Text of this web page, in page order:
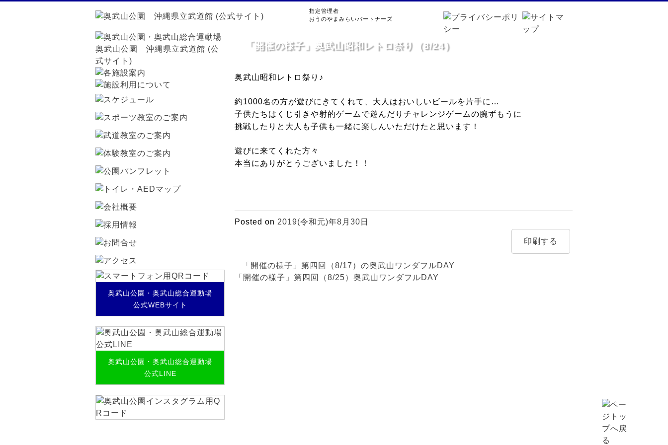
指定管理者
おうのやまみらいパートナーズ
「開催の様子」奥武山昭和レトロ祭り（8/24）
奥武山昭和レトロ祭り♪
約1000名の方が遊びにきてくれて、大人はおいしいビールを片手に…
子供たちはくじ引きや射的ゲームで遊んだりチャレンジゲームの腕ずもうに
挑戦したりと大人も子供も一緒に楽しんいただけたと思います！
遊びに来てくれた方々
本当にありがとうございました！！
Posted on 2019(令和元)年8月30日
印刷する
近
「開催の様子」第四回（8/17）の奥武山ワンダフルDAY
「開催の様子」第四回（8/25）奥武山ワンダフルDAY
奥武山公園・奥武山総合運動場
公式WEBサイト
奥武山公園・奥武山総合運動場
公式LINE